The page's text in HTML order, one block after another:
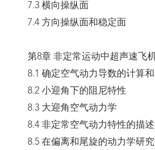
7.3 横向操纵面
7.4 方向操纵面和稳定面
第8章 非定常运动中超声速飞
8.1 确定空气动力导数的计算和
8.2 小迎角下的阻尼特性
8.3 大迎角空气动力学
8.4 非定常空气动力特性的描述
8.5 在偏离和尾旋的动力学研究